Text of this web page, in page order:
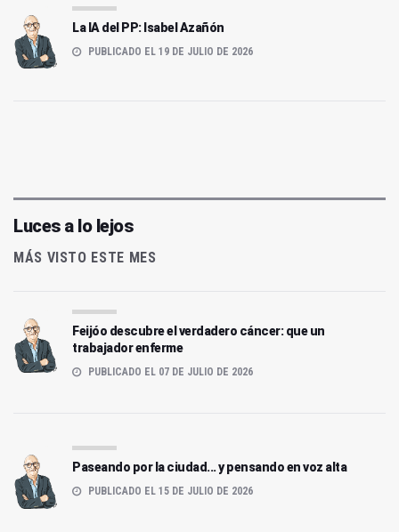
La IA del PP: Isabel Azañón
PUBLICADO EL 19 DE JULIO DE 2026
Luces a lo lejos
MÁS VISTO ESTE MES
Feijóo descubre el verdadero cáncer: que un
trabajador enferme
PUBLICADO EL 07 DE JULIO DE 2026
Paseando por la ciudad... y pensando en voz alta
PUBLICADO EL 15 DE JULIO DE 2026